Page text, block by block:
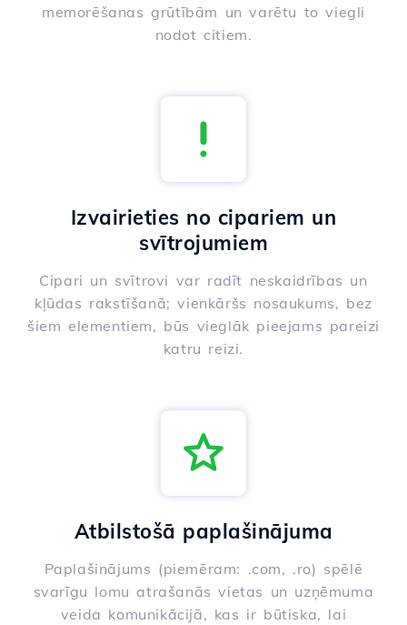
memorēšanas grūtībām un varētu to viegli
nodot citiem.
Izvairieties no cipariem un
svītrojumiem
Cipari un svītrovi var radīt neskaidrības un
kļūdas rakstīšanā; vienkāršs nosaukums, bez
šiem elementiem, būs vieglāk pieejams pareizi
katru reizi.
Atbilstošā paplašinājuma
Paplašinājums (piemēram: .com, .ro) spēlē
svarīgu lomu atrašanās vietas un uzņēmuma
veida komunikācijā, kas ir būtiska, lai